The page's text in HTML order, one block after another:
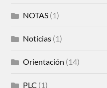
NOTAS (1)
Noticias (1)
Orientación (14)
PLC (1)